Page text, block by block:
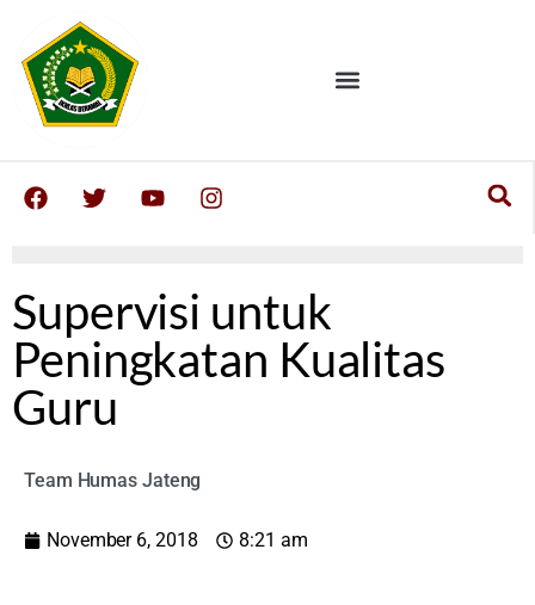
Supervisi untuk
Peningkatan Kualitas
Guru
Team Humas Jateng
November 6, 2018 8:21 am